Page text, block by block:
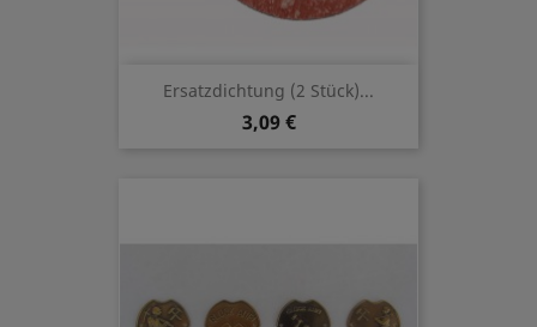
Ersatzdichtung (2 Stück)...
3,09 €